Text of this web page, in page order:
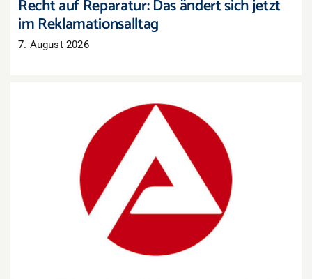
Recht auf Reparatur: Das ändert sich jetzt
im Reklamationsalltag
7. August 2026
Arbeitsmarkt Westpfalz: Mehr Arbeitslose, aber
auch mehr offene Stellen